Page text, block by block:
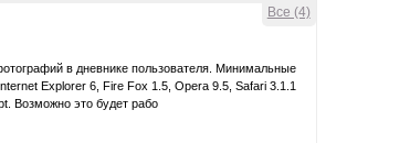
Все (4)
в дневнике пользователя. Минимальные
Explorer 6, Fire Fox 1.5, Opera 9.5, Safari 3.1.1
Возможно это будет рабо